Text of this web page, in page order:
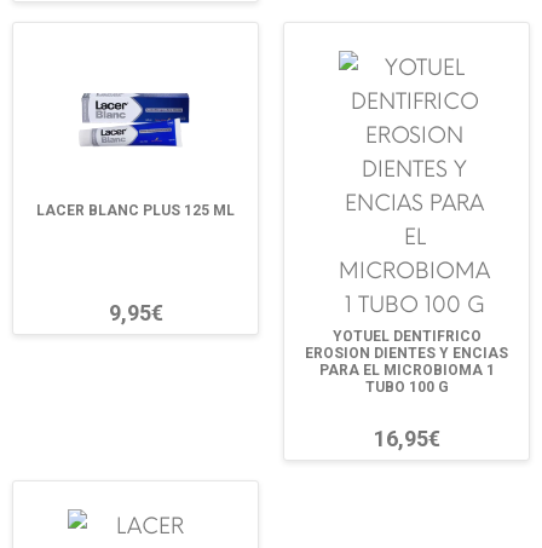
LACER BLANC PLUS 125 ML
9,95€
YOTUEL DENTIFRICO
EROSION DIENTES Y ENCIAS
PARA EL MICROBIOMA 1
TUBO 100 G
16,95€